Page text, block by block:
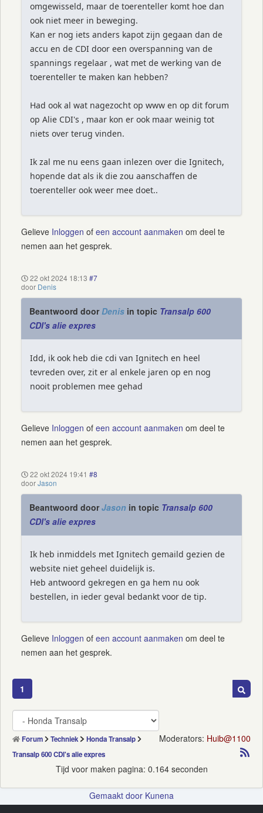
omgewisseld, maar de toerenteller komt hoe dan
ook niet meer in beweging.
Kan er nog iets anders kapot zijn gegaan dan de
accu en de CDI door een overspanning van de
spannings regelaar , wat met de werking van de
toerenteller te maken kan hebben?
Had ook al wat nagezocht op www en op dit forum
op Alie CDI's , maar kon er ook maar weinig tot
niets over terug vinden.
Ik zal me nu eens gaan inlezen over die Ignitech,
hopende dat als ik die zou aanschaffen de
toerenteller ook weer mee doet..
Gelieve Inloggen of een account aanmaken om deel te
nemen aan het gesprek.
22 okt 2024 18:13 #7
door Denis
Beantwoord doorDenis in topic Transalp 600
CDI's alie expres
Idd, ik ook heb die cdi van Ignitech en heel
tevreden over, zit er al enkele jaren op en nog
nooit problemen mee gehad
Gelieve Inloggen of een account aanmaken om deel te
nemen aan het gesprek.
22 okt 2024 19:41 #8
doorJason
Beantwoord doorJason in topic Transalp 600
CDI's alie expres
Ik heb inmiddels met Ignitech gemaild gezien de
website niet geheel duidelijk is.
Heb antwoord gekregen en ga hem nu ook
bestellen, in ieder geval bedankt voor de tip.
Gelieve Inloggen of een account aanmaken om deel te
nemen aan het gesprek.
1
Moderators: Huib@1100
Forum Techniek
Honda Transalp
Transalp 600 CDI's alie expres
Tijd voor maken pagina: 0.164 seconden
Gemaakt door Kunena